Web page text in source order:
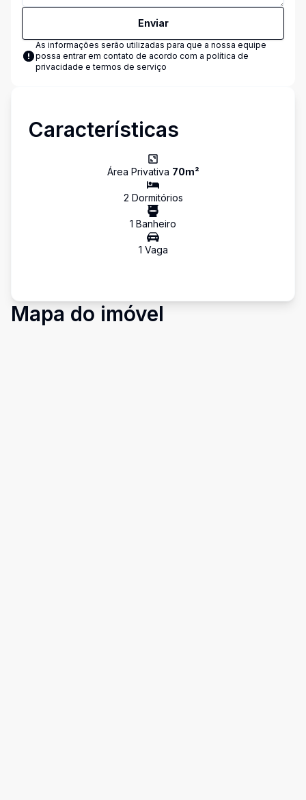
Enviar
As informações serão utilizadas para que a nossa equipe
possa entrar em contato de acordo com a política de
privacidade e termos de serviço
Características
Área Privativa 70m²
2 Dormitórios
1 Banheiro
1 Vaga
Mapa do imóvel